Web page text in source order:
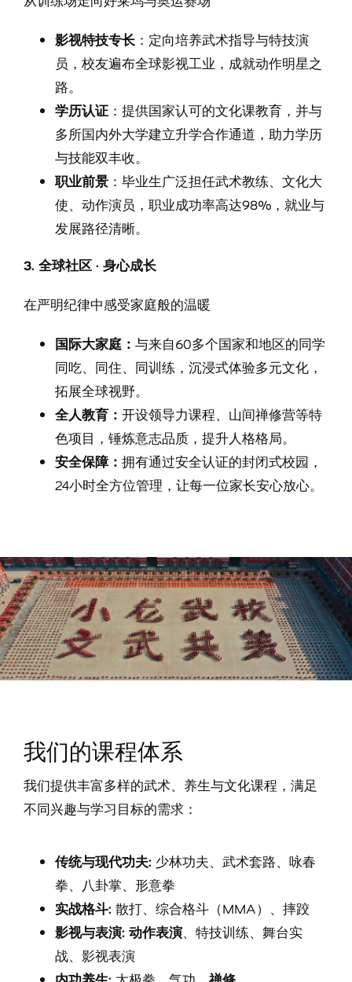
影视特技专长：定向培养武术指导与特技演
员，校友遍布全球影视工业，成就动作明星之
路。
学历认证：提供国家认可的文化课教育，并与
多所国内外大学建立升学合作通道，助力学历
与技能双丰收。
职业前景：毕业生广泛担任武术教练、文化大
使、动作演员，职业成功率高达98%，就业与
发展路径清晰。
3. 全球社区 · 身心成长
在严明纪律中感受家庭般的温暖
国际大家庭： 与来自60多个国家和地区的同学
同吃、同住、同训练，沉浸式体验多元文化，
拓展全球视野。
全人教育： 开设领导力课程、山间禅修营等特
色项目，锤炼意志品质，提升人格格局。
安全保障： 拥有通过安全认证的封闭式校园，
24小时全方位管理，让每一位家长安心放心。
我们的课程体系
我们提供丰富多样的武术、养生与文化课程，满足
不同兴趣与学习目标的需求：
传统与现代功夫: 少林功夫、 武术套路、 咏春
拳、 八卦掌、 形意拳
实战格斗: 散打、 综合格斗（MMA） 、 摔跤
影视与表演: 动作表演、特技训练、舞台实
战、 影视表演